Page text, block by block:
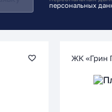
персональных
ЖК «Грин